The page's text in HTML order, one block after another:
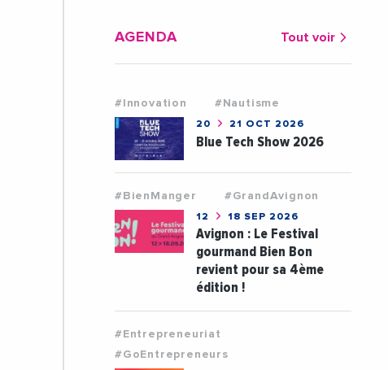
AGENDA Tout voir
#Innovation #Nautisme
20 21 OCT 2026
Blue Tech Show 2026
#BienManger #GrandAvignon
12 18 SEP 2026
Avignon : Le Festival
gourmand Bien Bon
revient pour sa 4ème
édition !
#Entrepreneuriat
#GoEntrepreneurs